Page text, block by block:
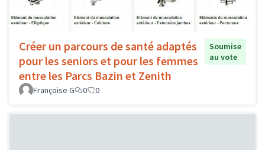
Créer un parcours de santé adaptés
pour les seniors et pour les femmes
entre les Parcs Bazin et Zenith
Soumise
au vote
Françoise G 0 0